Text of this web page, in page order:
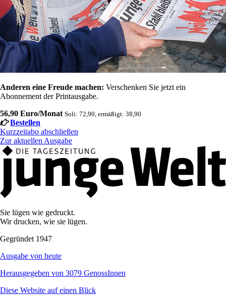
Anderen eine Freude machen: Verschenken Sie jetzt ein
Abonnement der Printausgabe.
56,90 Euro/Monat Soli: 72,90, ermäßigt: 38,90
Bestellen
Kurzzeitabo abschließen
Zur aktuellen Ausgabe
Sie lügen wie gedruckt.
Wir drucken, wie sie lügen.
Gegründet 1947
Ausgabe von heute
Herausgegeben von 3079 GenossInnen
Diese Website auf einen Blick